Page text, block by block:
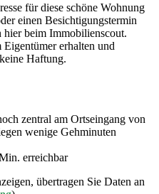
für diese schöne Wohnung
einen Besichtigungstermin
beim Immobilienscout.
erhalten und
Haftung.
zentral am Ortseingang von
wenige Gehminuten
erreichbar
übertragen Sie Daten an